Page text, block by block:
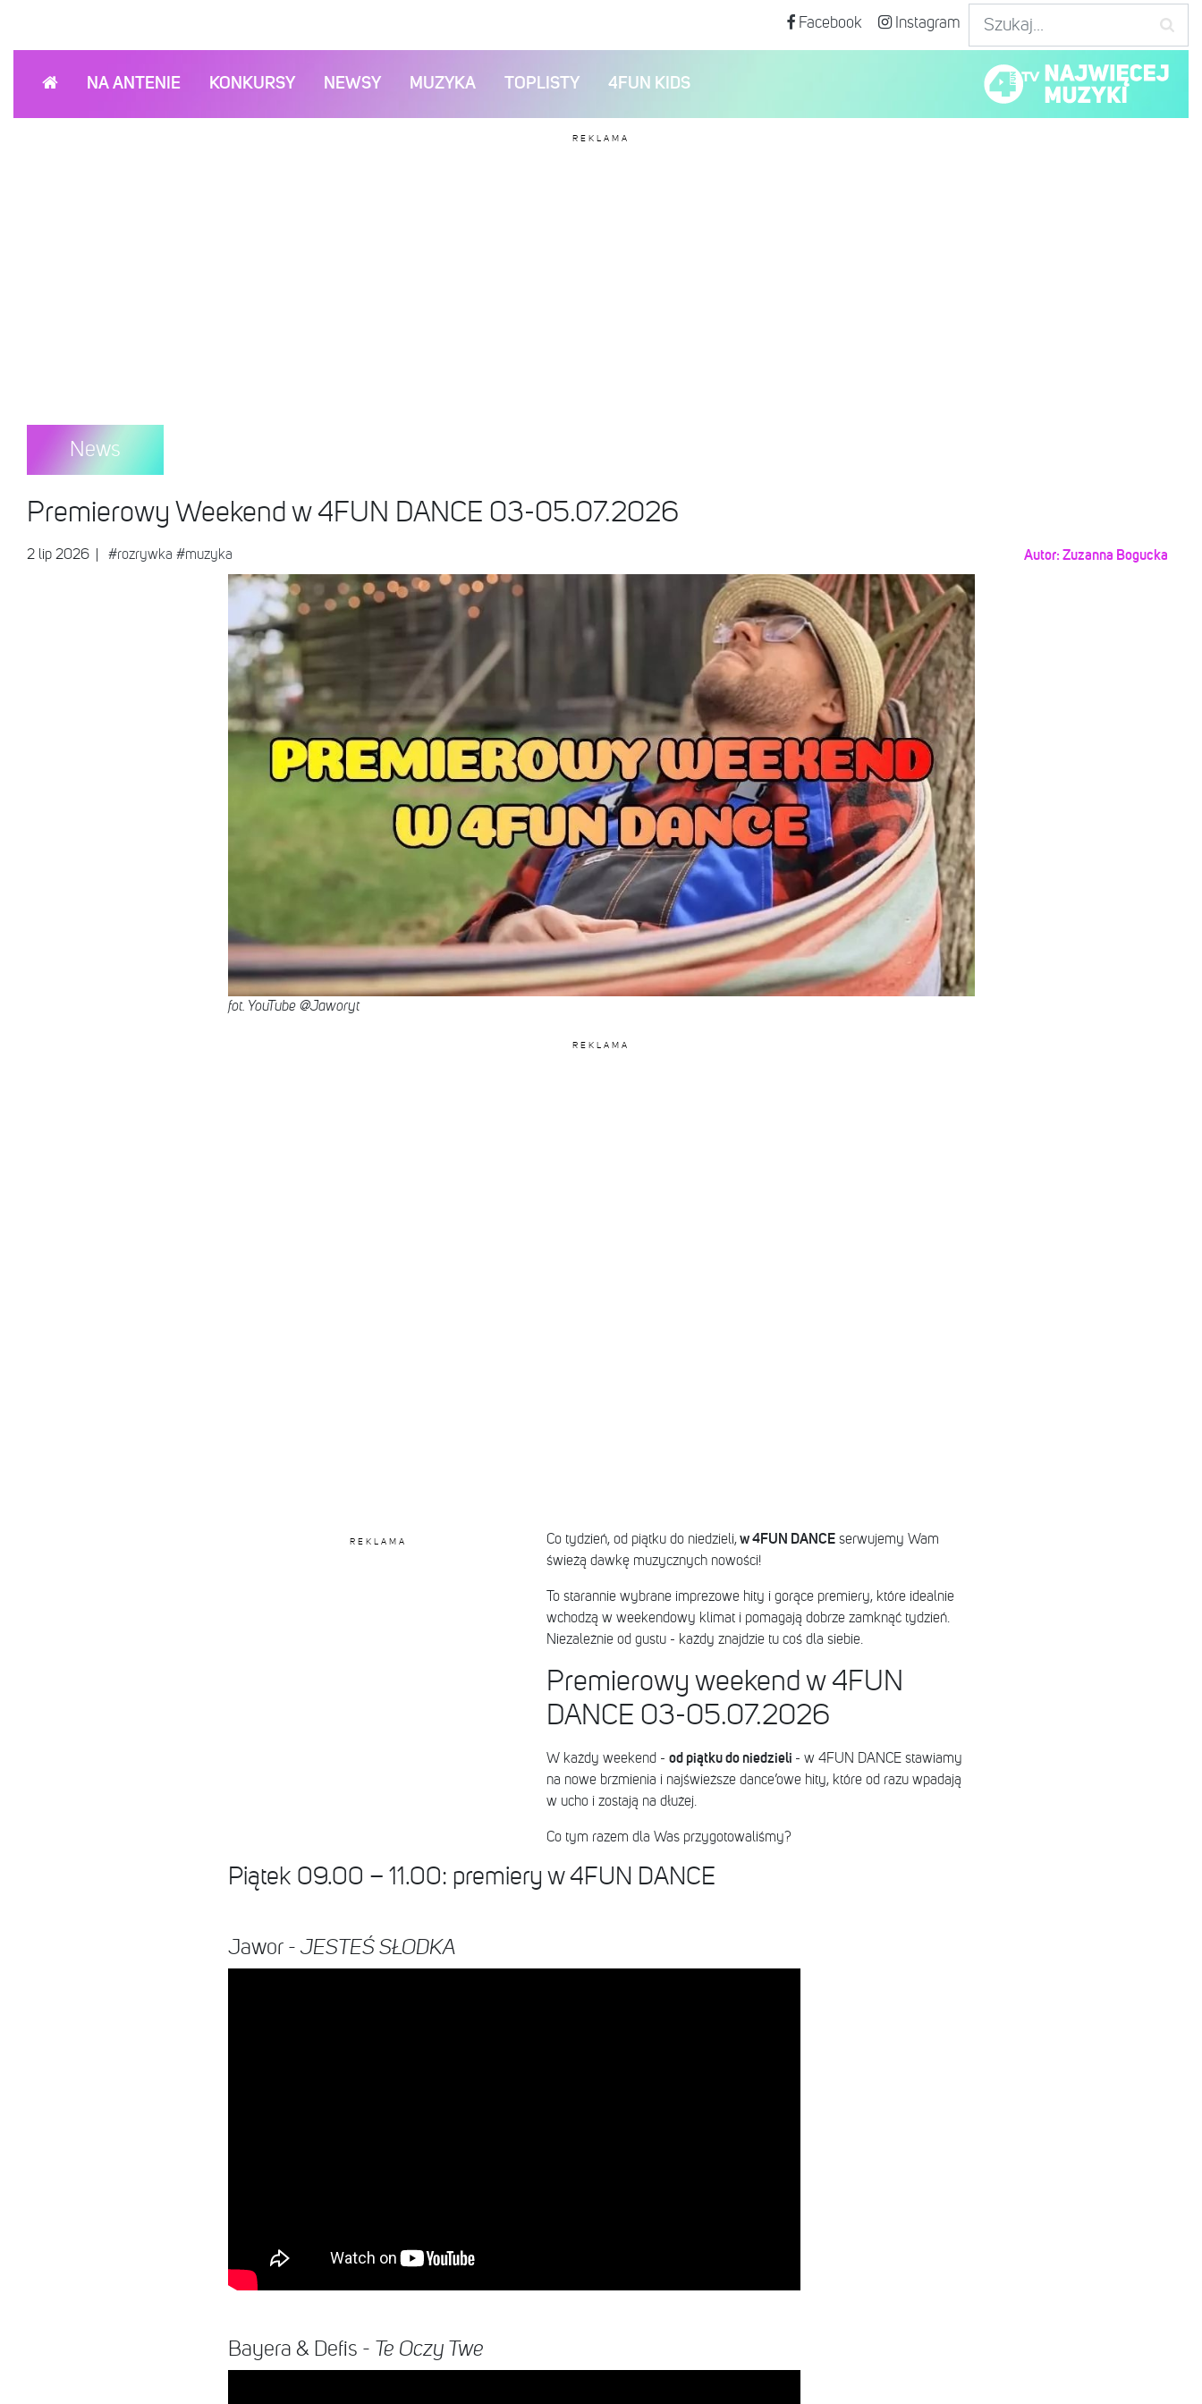
Facebook Instagram
NA ANTENIE KONKURSY NEWSY MUZYKA TOPLISTY 4FUN KIDS
REKLAMA
News
Premierowy Weekend w 4FUN DANCE 03-05.07.2026
2 lip 2026 #rozrywka #muzyka Autor: Zuzanna Bogucka
fot. YouTube @Jaworyt
REKLAMA
REKLAMA Co tydzień, od piątku do niedzieli,w 4FUN DANCEserwujemy Wam
świeżą dawkę muzycznych nowości!
To starannie wybrane imprezowe hity i gorące premiery, które idealnie
wchodzą w weekendowy klimat i pomagają dobrze zamknąć tydzień.
Niezależnie od gustu - każdy znajdzie tu coś dla siebie.
Premierowy weekend w 4FUN
DANCE 03-05.07.2026
W każdy weekend - od piątku do niedzieli - w 4FUN DANCE stawiamy
na nowe brzmienia i najświeższe dance’owe hity, które od razu wpadają
w ucho i zostają na dłużej.
Co tym razem dla Was przygotowaliśmy?
Piątek 09.00 – 11.00: premiery w 4FUN DANCE
Jawor - JESTEŚ SŁODKA
Bayera & Defis - Te Oczy Twe